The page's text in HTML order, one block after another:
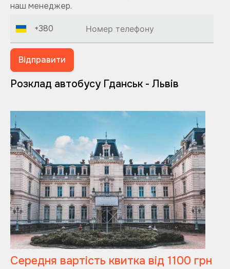
наш менеджер.
+380
Відправити
Розклад автобусу Гданськ - Львів
Середня вартість квитка від 1100 грн